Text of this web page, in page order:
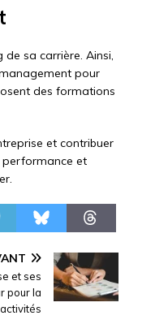
sa carrière. Ainsi,
pour
des formations
et contribuer
performance et
et ses
pour la